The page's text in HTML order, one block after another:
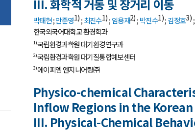
III. 화학적 거동 및 장거리 이동
박태현;안준영1);최진수1);임용재2);박진수1);김정호3);
한국외국어대학교 환경학과
1)국립환경과학원 대기환경연구과
2)국립환경과학원 대기질통합예보센터
3)에이피엠 엔지니어링㈜
Physico-chemical
Inflow Regions in the
III. Physical-Chemical